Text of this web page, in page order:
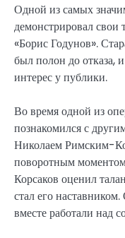
Одной из самых
демонстрировал свои
«Борис Годунов».
был полон до отказа,
интерес у публики.
Во время одной из
познакомился с
Николаем Римским-
поворотным
Корсаков оценил
стал его
вместе работали над